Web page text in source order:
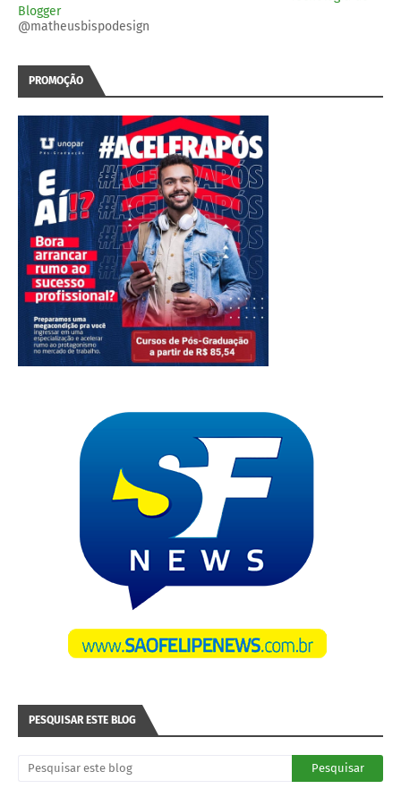
Blogger
@matheusbispodesign
PROMOÇÃO
PESQUISAR ESTE BLOG